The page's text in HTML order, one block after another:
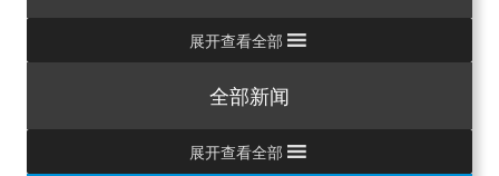
展开查看全部
全部新闻
展开查看全部